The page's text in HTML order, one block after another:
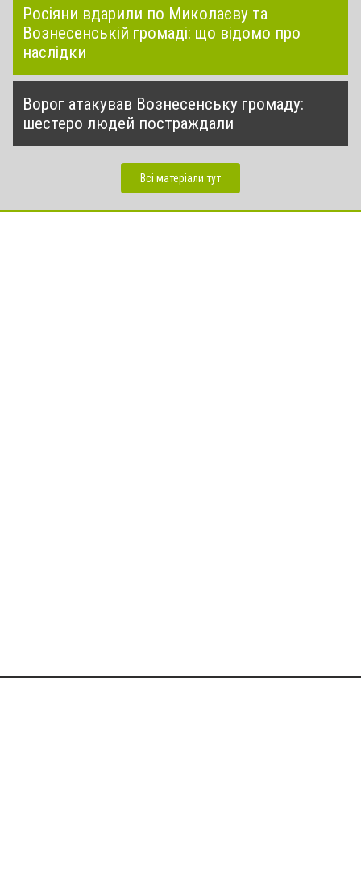
Росіяни вдарили по Миколаєву та
Вознесенській громаді: що відомо про
наслідки
Ворог атакував Вознесенську громаду:
шестеро людей постраждали
Всі матеріали тут